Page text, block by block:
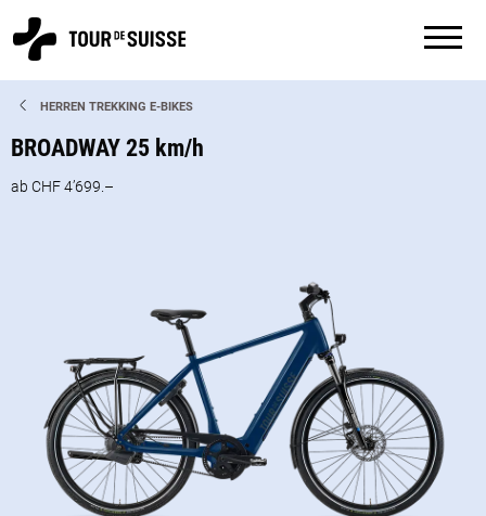
HERREN TREKKING E-BIKES
BROADWAY 25 km/h
ab CHF 4’699.–